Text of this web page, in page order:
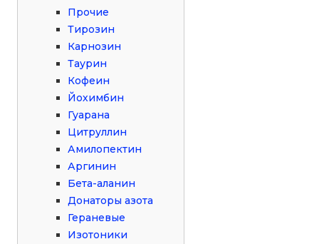
Прочие
Тирозин
Карнозин
Таурин
Кофеин
Йохимбин
Гуарана
Цитруллин
Амилопектин
Аргинин
Бета-аланин
Донаторы азота
Гераневые
Изотоники